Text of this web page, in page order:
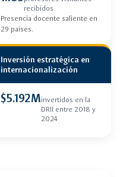
recibidos
Presencia docente saliente en
29 países.
Inversión estratégica en
internacionalización
$5.192Minvertidos en la
DRII entre 2018 y
2024